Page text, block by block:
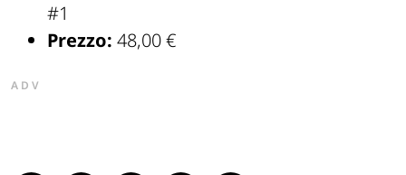
#1
Prezzo: 48,00 €
ADV